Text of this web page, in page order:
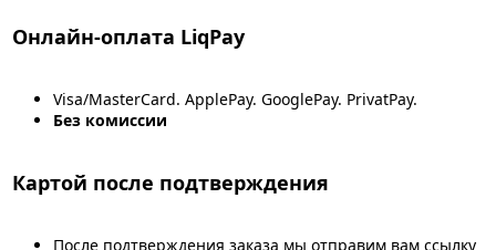
Онлайн-оплата LiqPay
Visa/MasterCard. ApplePay. GooglePay. PrivatPay.
Без комиссии
Картой после подтверждения
После подтверждения заказа мы отправим вам ссылку